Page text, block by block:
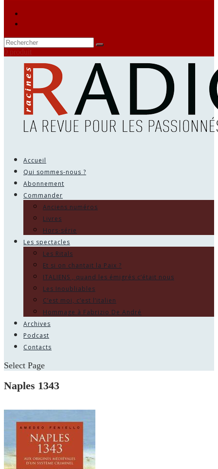
0 produit
Accueil
Qui sommes-nous ?
Abonnement
Commander
Anciens numéros
Livres
Hors-série
Les spectacles
Les Ritals
Et si on chantait la Paix ?
ITALIENS , quand les émigrés c’était nous
Les Inoubliables
C’est moi, c’est l’italien
Hommage à Fabrizio De André
Archives
Podcast
Contacts
Select Page
Naples 1343